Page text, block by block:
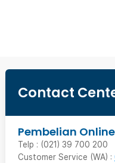
Contact
Pembelian Online
Telp : (021) 39 700 200
Customer Service (WA) :